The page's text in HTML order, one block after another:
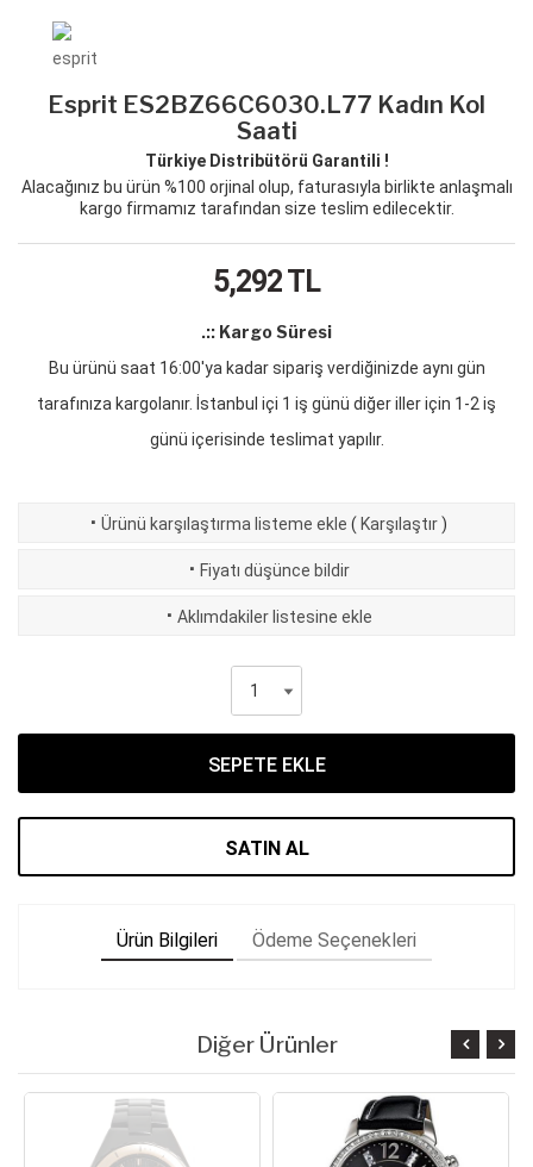
Esprit ES2BZ66C6030.L77 Kadın Kol
Saati
Türkiye Distribütörü Garantili !
Alacağınız bu ürün %100 orjinal olup, faturasıyla birlikte anlaşmalı
kargo firmamız tarafından size teslim edilecektir.
5,292TL
.:: Kargo Süresi
Bu ürünü saat 16:00'ya kadar sipariş verdiğinizde aynı gün
tarafınıza kargolanır. İstanbul içi 1 iş günü diğer iller için 1-2 iş
günü içerisinde teslimat yapılır.
· Ürünü karşılaştırma listeme ekle ( Karşılaştır )
· Fiyatı düşünce bildir
· Aklımdakiler listesine ekle
SEPETE EKLE
SATIN AL
Ürün Bilgileri Ödeme Seçenekleri
Diğer Ürünler